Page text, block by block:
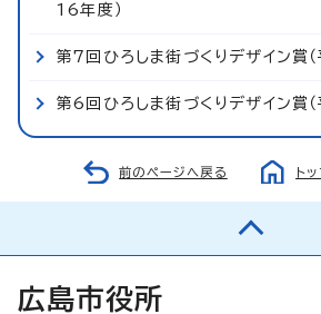
16年度）
第7回ひろしま街づくりデザイン賞
第6回ひろしま街づくりデザイン賞
前のページへ戻る ト
広島市役所